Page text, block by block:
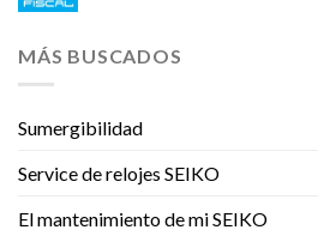
MÁS BUSCADOS
Sumergibilidad
Service de relojes SEIKO
El mantenimiento de mi SEIKO